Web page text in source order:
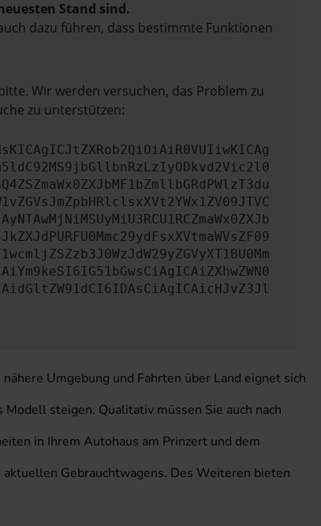
Stand sind.
dazu führen, dass bestimmte Funktionen
Wir werden versuchen, das Problem zu
zu unterstützen:
Umgebung und Fahrten über Land eignet sich
steigen. Qualitativ müssen Sie auch nach
in Ihrem Autohaus am Prinzert und dem
Gebrauchtwagens. Des Weiteren bieten